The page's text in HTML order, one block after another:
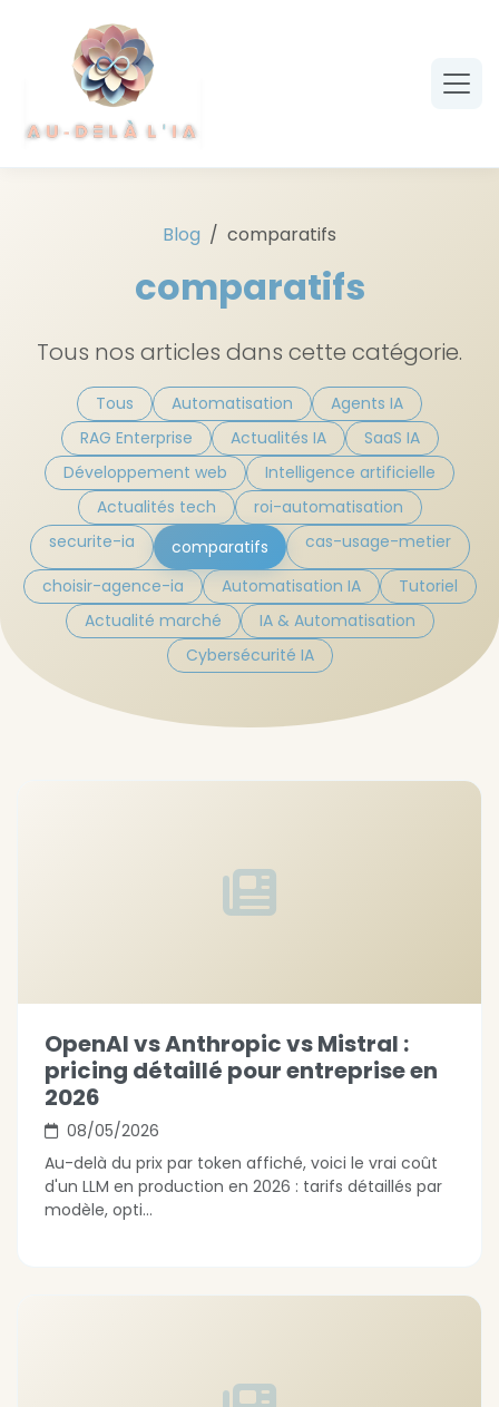
Aller au contenu principal
Blog comparatifs
comparatifs
Tous nos articles dans cette catégorie.
Tous Automatisation
Agents IA
RAG Enterprise
Actualités IA
SaaS IA
Développement web
Intelligence artificielle
Actualités tech
roi-automatisation
securite-ia
comparatifs cas-usage-metier
choisir-agence-ia Automatisation IA
Tutoriel
Actualité marché
IA & Automatisation
Cybersécurité IA
OpenAI vs Anthropic vs Mistral :
pricing détaillé pour entreprise en
2026
08/05/2026
Au-delà du prix par token affiché, voici le vrai coût
d'un LLM en production en 2026 : tarifs détaillés par
modèle, opti...